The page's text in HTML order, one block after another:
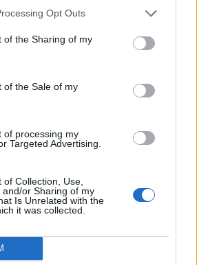
Opt Outs
of the Sharing of my
of the Sale of my
of processing my
Targeted Advertising.
Collection, Use,
and/or Sharing of my
Is Unrelated with the
it was collected.
tartalmazza:
cikkarchívum
Előfizetés
VAGY?BEJELENTKEZÉS